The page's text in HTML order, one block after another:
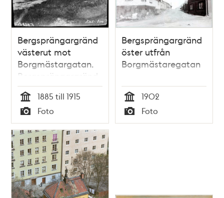
Bergsprängargränd
västerut mot
Borgmästargatan.
Bergsprängargränd
nummer 12 på
vänster sida. Nuv.
läge är vid Sofia
kyrkas norra sida
Tid
1885 till 1915
Typ
Foto
Bergsprängargränd
öster utfrån
Borgmästaregatan
Tid
1902
Typ
Foto